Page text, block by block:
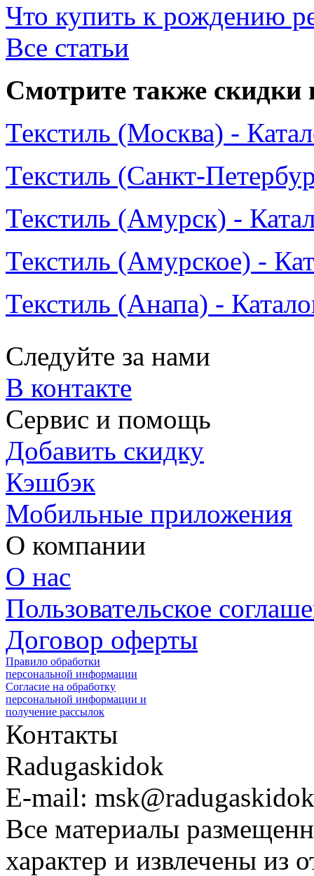
Что купить к рождению
Все статьи
Смотрите также скидки
Текстиль (Москва) -
Текстиль (Санкт-
Текстиль (Амурск) -
Текстиль (Амурское) -
Текстиль (Анапа) -
Следуйте за нами
В контакте
Сервис и помощь
Добавить скидку
Кэшбэк
Мобильные приложения
О компании
О нас
Пользовательское
Договор оферты
Правило обработки
персональной информации
Согласие на обработку
персональной информации и
получение рассылок
Контакты
Radugaskidok
E-mail:
Все материалы
характер и извлечены из